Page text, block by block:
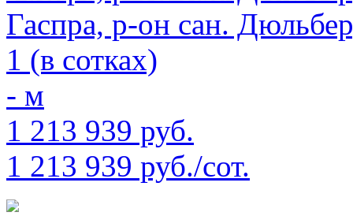
Гаспра, р-он сан.
1 (в сотках)
- м
1 213 939 руб.
1 213 939 руб./сот.